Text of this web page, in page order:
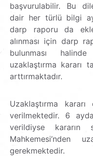
başvurulabilir. Bu
dair her türlü bilgi
darp raporu da
alınması için darp
bulunması
uzaklaştırma kararı
arttırmaktadır.
Uzaklaştırma
verilmektedir. 6
verildiyse kararın
Mahkemesi’nden
gerekmektedir.